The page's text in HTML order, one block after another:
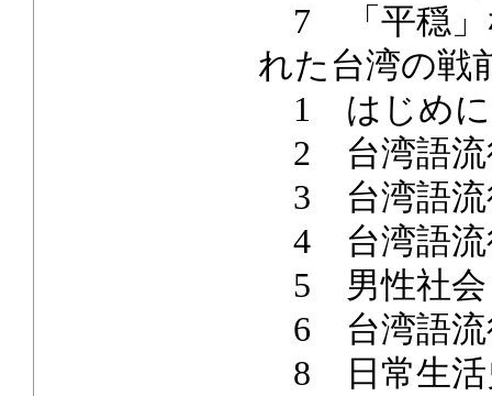
7 「平穏」
れた台湾の戦
1 はじめに
2 台湾語流
3 台湾語流
4 台湾語流
5 男性社会
6 台湾語流
8 日常生活